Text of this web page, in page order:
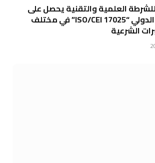
العلمية والتقنية يحصل على
شهادة الاعتماد الدولي “ISO/CEI 17025” في مختلف
الشرعية